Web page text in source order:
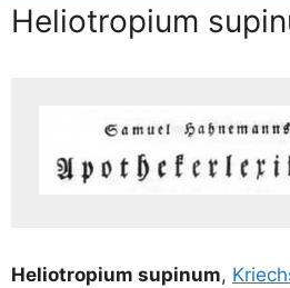
Heliotropium
Helio­tro­pi­um supi­num,